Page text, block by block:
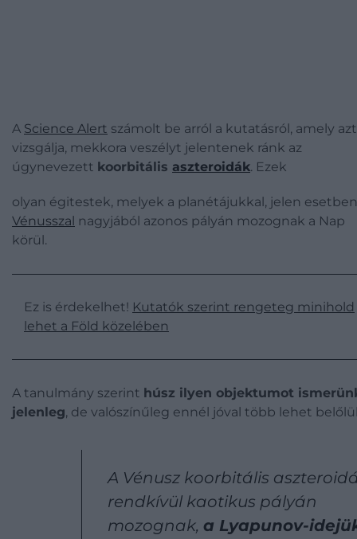
A Science Alert számolt be arról a kutatásról, amely azt
vizsgálja, mekkora veszélyt jelentenek ránk az
úgynevezett koorbitális aszteroidák. Ezek
olyan égitestek, melyek a planétájukkal, jelen
Vénusszal nagyjából azonos pályán mozognak a Nap
körül.
Ez is érdekelhet! Kutatók szerint rengeteg minihold
lehet a Föld közelében
A tanulmány szerint húsz ilyen objektumot
jelenleg, de valószínűleg ennél jóval több lehet
A Vénusz koorbitális
rendkívül kaotikus pályán
mozognak, a Lyapunov-